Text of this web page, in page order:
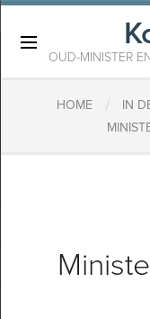
OUD-MINISTER
HOME / IN